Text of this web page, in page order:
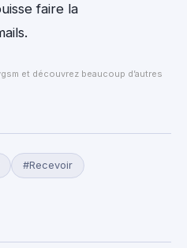
faire la
et découvrez beaucoup d’autres
#Recevoir